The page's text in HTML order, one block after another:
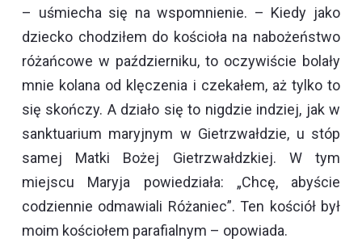
– uśmiecha się na wspomnienie. – Kiedy jako
dziecko chodziłem do kościoła na nabożeństwo
różańcowe w październiku, to oczywiście bolały
mnie kolana od klęczenia i czekałem, aż tylko to
się skończy. A działo się to nigdzie indziej, jak w
sanktuarium maryjnym w Gietrzwałdzie, u stóp
samej Matki Bożej Gietrzwałdzkiej. W tym
miejscu Maryja powiedziała: „Chcę, abyście
codziennie odmawiali Różaniec”. Ten kościół był
moim kościołem parafialnym – opowiada.